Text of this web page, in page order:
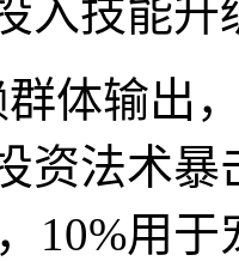
入技能
体输出
资法术
10%用于